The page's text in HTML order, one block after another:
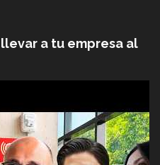
a tu empresa al